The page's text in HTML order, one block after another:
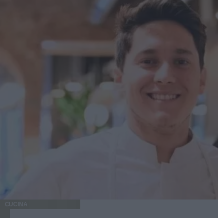
prepararle in casa in modo semplice, adattandole a ciò che
hai disponibile in dispensa. Esistono anche opzioni già
pronte con formule più curate, povere di zuccheri aggiunti
e sale, che si adattano bene alla vita quotidiana. Se decidi
di prepararle in casa, puoi combinare ingredienti come
avena, mandorle, noci, nocciole o anacardi, e semi come
chia, lino, sesamo, girasole o zucca. Questi ingredienti
apportano consistenza e fanno sì che ogni barretta abbia un
profilo diverso a seconda della miscela che scegli. Per
dolcificarle in modo più naturale, puoi ricorrere a opzioni
come banana matura schiacciata, datteri, uvetta, un po' di
miele o sciroppo d'acero. Poi basta mescolare, compattare
bene l'impasto, lasciarlo raffreddare e tagliarlo in porzioni.
In pochi minuti puoi avere uno snack sano e pronto per la
settimana. 4. Sono una buona alternativa per la palestra e
immediato. In questi casi, le barrette con avena, frutta
CUCINA